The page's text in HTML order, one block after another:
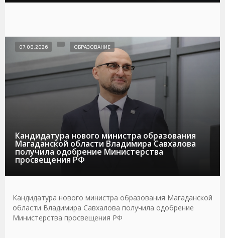
Кандидатура нового министра образования
Магаданской области Владимира Савхалова
получила одобрение Министерства
просвещения РФ
07.08.2026 ОБРАЗОВАНИЕ
Кандидатура нового министра образования Магаданской
области Владимира Савхалова получила одобрение
Министерства просвещения РФ